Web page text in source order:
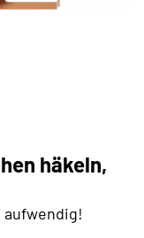
häkeln,
aufwendig!